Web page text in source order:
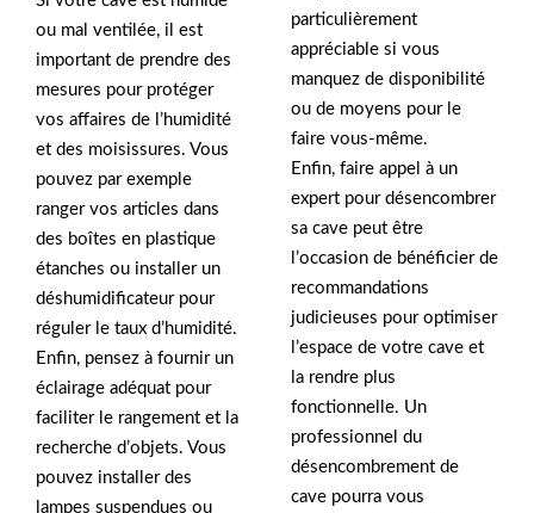
ou mal ventilée, il est
important de prendre des
mesures pour protéger
vos affaires de l’humidité
et des moisissures. Vous
pouvez par exemple
ranger vos articles dans
des boîtes en plastique
étanches ou installer un
déshumidificateur pour
réguler le taux d’humidité.
Enfin, pensez à fournir un
éclairage adéquat pour
faciliter le rangement et la
recherche d’objets. Vous
pouvez installer des
lampes suspendues ou
particulièrement
appréciable si vous
manquez de disponibilité
ou de moyens pour le
faire vous-même.
Enfin, faire appel à un
expert pour désencombrer
sa cave peut être
l’occasion de bénéficier de
recommandations
judicieuses pour optimiser
l’espace de votre cave et
la rendre plus
fonctionnelle. Un
professionnel du
désencombrement de
cave pourra vous